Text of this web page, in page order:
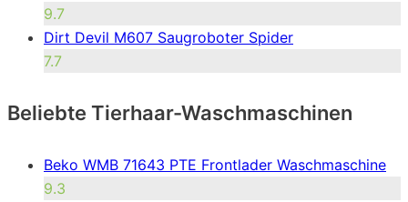
9.7
Dirt Devil M607 Saugroboter Spider
7.7
Beliebte Tierhaar-Waschmaschinen
Beko WMB 71643 PTE Frontlader Waschmaschine
9.3